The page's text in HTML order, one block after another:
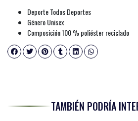
Deporte Todos Deportes
Género Unisex
Composición 100 % poliéster reciclado
TAMBIÉN PODRÍA